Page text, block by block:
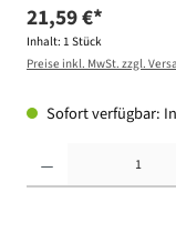
21,59 €*
Inhalt: 1 Stück
Preise inkl. MwSt. zzgl.
Sofort verfügbar: